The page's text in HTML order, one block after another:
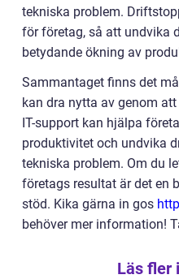
tekniska problem.
för företag, så att undvika
betydande ökning av
Sammantaget finns det
kan dra nytta av genom
IT-support kan hjälpa
produktivitet och undvika
tekniska problem. Om du
företags resultat är det en
stöd. Kika gärna in gos
behöver mer information!
Läs fler